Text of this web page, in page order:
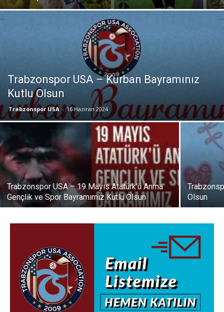
Trabzonspor USA – Kurban Bayramınız
Kutlu Olsun
Trabzonspor USA - 16 Haziran 2024
Trabzonspor USA – 19 Mayıs Atatürk’ü Anma
Gençlik ve Spor Bayramımız Kutlu Olsun
Olsun